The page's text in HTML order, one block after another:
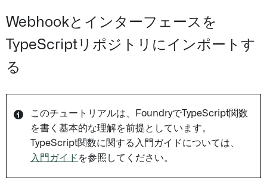
Webhookとインターフェースを
TypeScriptリポジトリにインポートす
る
このチュートリアルは、FoundryでTypeScript関数
を書く基本的な理解を前提としています。
TypeScript関数に関する入門ガイドについては、
入門ガイド を参照してください。